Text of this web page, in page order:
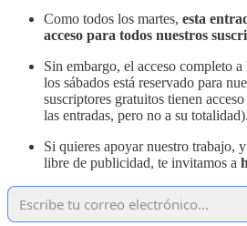
Como todos los martes, esta
acceso para todos nuestros
Sin embargo, el acceso completo
los sábados está reservado para
suscriptores gratuitos tienen
las entradas, pero no a su totalidad).
Si quieres apoyar nuestro trabajo,
libre de publicidad, te invitamos a